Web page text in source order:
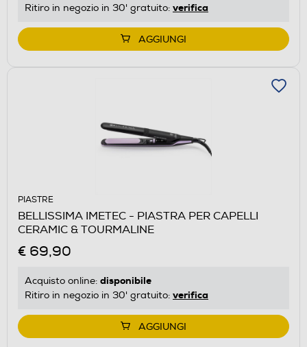
Ritiro in negozio in 30' gratuito: verifica
AGGIUNGI
PIASTRE
BELLISSIMA IMETEC - PIASTRA PER CAPELLI
CERAMIC & TOURMALINE
€ 69,90
Acquisto online: disponibile
Ritiro in negozio in 30' gratuito: verifica
AGGIUNGI